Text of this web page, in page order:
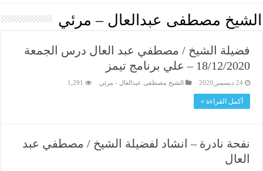
الشيخ مصطفى عبدالعال – مرئي
فضيلة الشيخ / مصطفي عبد العال درس الجمعة
18/12/2020 – علي برنامج تيمز
24 ديسمبر,2020 الشيخ مصطفى عبدالعال - مرئي 1,291
أكمل القراءة »
نفحة نادرة – انشاد لفضيلة الشيخ / مصطفي عبد
العال